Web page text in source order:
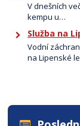
V dnešních
kempu u…
Služba na
Vodní
na Lipenské